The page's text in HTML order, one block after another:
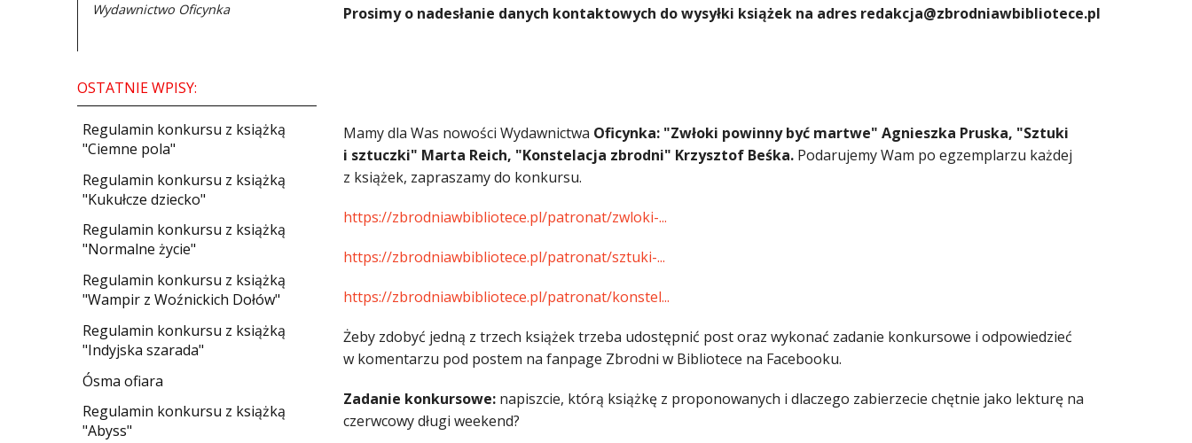
Wydawnictwo Oficynka
OSTATNIE WPISY:
Regulamin konkursu z książką
"Ciemne pola"
Regulamin konkursu z książką
"Kukułcze dziecko"
Regulamin konkursu z książką
"Normalne życie"
Regulamin konkursu z książką
"Wampir z Woźnickich Dołów"
Regulamin konkursu z książką
"Indyjska szarada"
Ósma ofiara
Regulamin konkursu z książką
"Abyss"
Prosimy o nadesłanie danych kontaktowych do wysyłki książek na adres redakcja@zbrodniawbibliotece.pl
Mamy dla Was nowości Wydawnictwa Oficynka: "Zwłoki powinny być martwe" Agnieszka Pruska, "Sztuki
i sztuczki" Marta Reich, "Konstelacja zbrodni" Krzysztof Beśka. Podarujemy Wam po egzemplarzu każdej
z książek, zapraszamy do konkursu.
https://zbrodniawbibliotece.pl/patronat/zwloki-...
https://zbrodniawbibliotece.pl/patronat/sztuki-...
https://zbrodniawbibliotece.pl/patronat/konstel...
Żeby zdobyć jedną z trzech książek trzeba udostępnić post oraz wykonać zadanie konkursowe i odpowiedzieć
w komentarzu pod postem na fanpage Zbrodni w Bibliotece na Facebooku.
Zadanie konkursowe: napiszcie, którą książkę z proponowanych i dlaczego zabierzecie chętnie jako lekturę na
czerwcowy długi weekend?